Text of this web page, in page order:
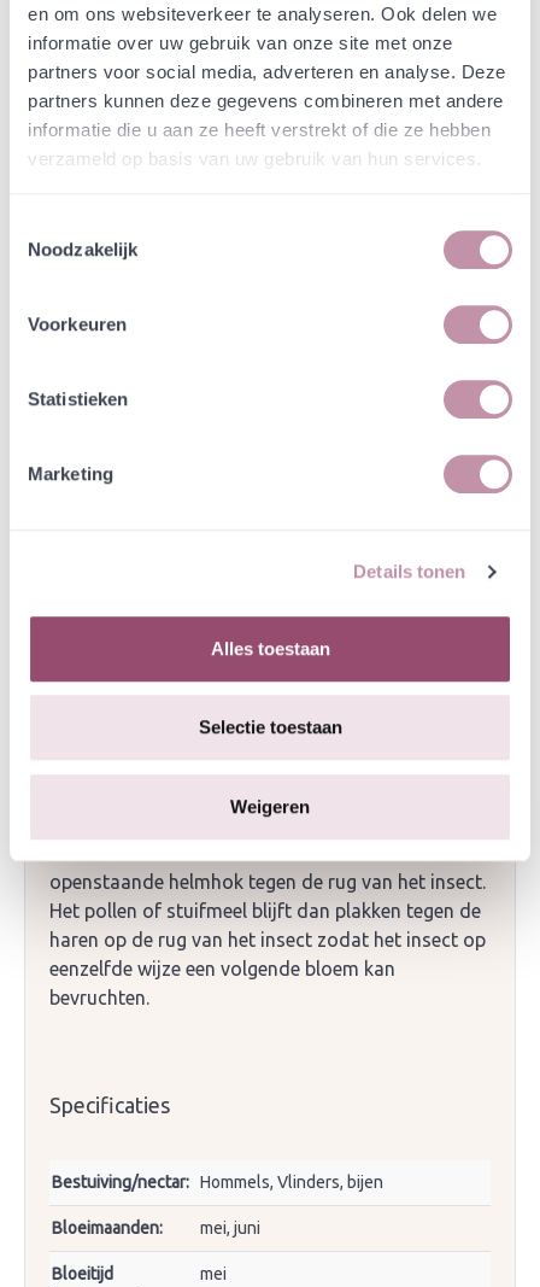
en om ons websiteverkeer te analyseren. Ook delen we
informatie over uw gebruik van onze site met onze
partners voor social media, adverteren en analyse. Deze
partners kunnen deze gegevens combineren met andere
informatie die u aan ze heeft verstrekt of die ze hebben
verzameld op basis van uw gebruik van hun services.
Noodzakelijk
Voorkeuren
Statistieken
Marketing
Details tonen
Alles toestaan
Selectie toestaan
Weigeren
Ontwikkeling
Net boven het wortelsysteem ontwikkelen de
planten een bladrozet. Uit deze bladrozet komt
een vierkante stengel tevoorschijn die rechtop
staat en behaard is. De bladeren hebben een
driehoekige vorm met een duidelijke hartvormige
zijtakken ontwikkelt zich de bloeiwijze.
Veldsalie wordt graag bezocht door dag- en
Grote wolbij, Blauwe metselbij, Rosse metselbij en
Combineren
morgenster, Pastinaak en Geel walstro.
Overig
Een bijzonderheid is het hevelmechanisme dat de
Veldsalie in de loop van de evolutie ontwikkeld
succesvol te maken. Als het insect de bloem
binnen gaat tussen de bovenlip en de onderlip,
plaatje aan de helmdraad. Door de druk klapt het
openstaande helmhok tegen de rug van het insect.
Het pollen of stuifmeel blijft dan plakken tegen de
haren op de rug van het insect zodat het insect op
eenzelfde wijze een volgende bloem kan
bevruchten.
Specificaties
Bestuiving/nectar: Hommels, Vlinders, bijen
Bloeimaanden: mei, juni
Bloeitijd
mei